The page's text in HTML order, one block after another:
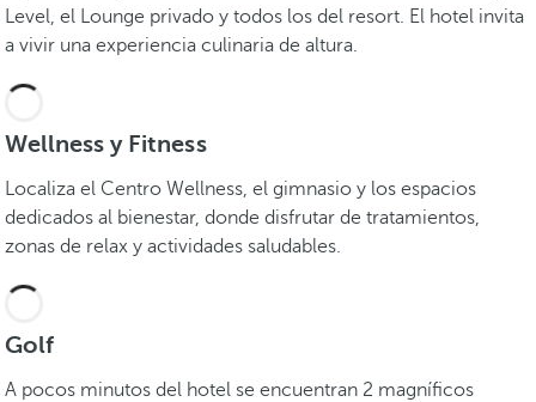
Level, el Lounge privado y todos los del resort. El hotel invita
a vivir una experiencia culinaria de altura.
Wellness y Fitness
Localiza el Centro Wellness, el gimnasio y los espacios
dedicados al bienestar, donde disfrutar de tratamientos,
zonas de relax y actividades saludables.
Golf
A pocos minutos del hotel se encuentran 2 magníficos